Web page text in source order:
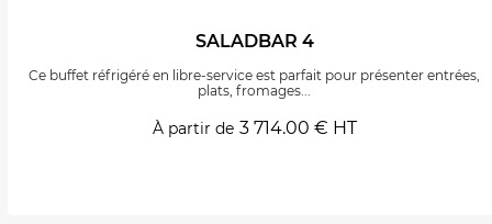
SALADBAR 4
Ce buffet réfrigéré en libre-service est parfait pour présenter entrées,
plats, fromages...
À partir de 3 714.00 € HT